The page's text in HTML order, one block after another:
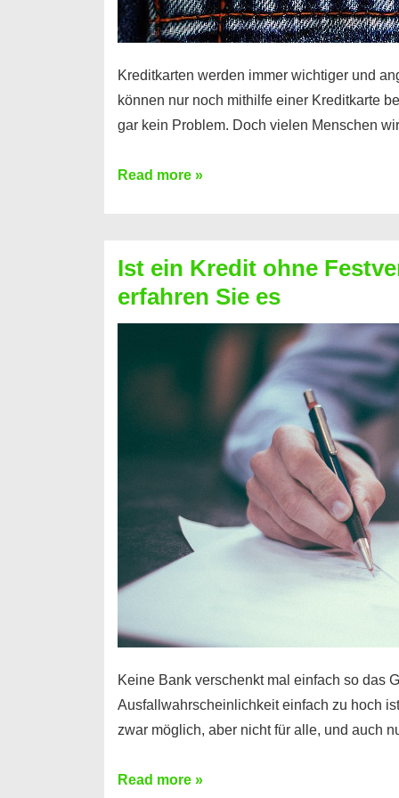
Kreditkarten werden immer wichtiger und
können nur noch mithilfe einer Kreditkarte
gar kein Problem. Doch vielen Menschen
Kreditkarte
Prepaid
ist
nicht
Read more »
Ist ein Kredit ohne
erfahren Sie es
Keine Bank verschenkt mal einfach so das
Ausfallwahrscheinlichkeit einfach zu hoch
zwar möglich, aber nicht für alle, und auch
Ist
Read more »